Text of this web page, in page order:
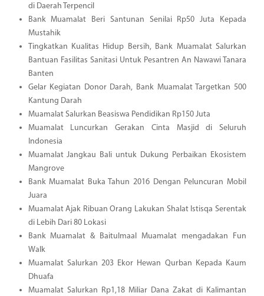
di Daerah Terpencil
Bank Muamalat Beri Santunan Senilai Rp50 Juta Kepada
Mustahik
Tingkatkan Kualitas Hidup Bersih, Bank Muamalat Salurkan
Bantuan Fasilitas Sanitasi Untuk Pesantren An Nawawi Tanara
Banten
Gelar Kegiatan Donor Darah, Bank Muamalat Targetkan 500
Kantung Darah
Muamalat Salurkan Beasiswa Pendidikan Rp150 Juta
Muamalat Luncurkan Gerakan Cinta Masjid di Seluruh
Indonesia
Muamalat Jangkau Bali untuk Dukung Perbaikan Ekosistem
Mangrove
Bank Muamalat Buka Tahun 2016 Dengan Peluncuran Mobil
Juara
Muamalat Ajak Ribuan Orang Lakukan Shalat Istisqa Serentak
di Lebih Dari 80 Lokasi
Bank Muamalat & Baitulmaal Muamalat mengadakan Fun
Walk
Muamalat Salurkan 203 Ekor Hewan Qurban Kepada Kaum
Dhuafa
Muamalat Salurkan Rp1,18 Miliar Dana Zakat di Kalimantan